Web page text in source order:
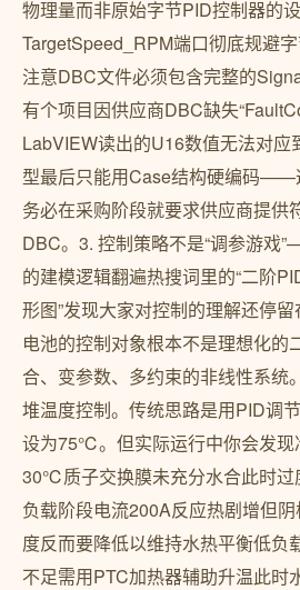
物理量而非原始字节PID控制器的
TargetSpeed_RPM端口彻底规避字
注意DBC文件必须包含完整的
有个项目因供应商DBC缺失
LabVIEW读出的U16数值无法对应
型最后只能用Case结构硬编码——
务必在采购阶段就要求供应商提供
DBC。3. 控制策略不是“调参游戏
的建模逻辑翻遍热搜词里的“二阶
形图”发现大家对控制的理解还停
电池的控制对象根本不是理想化的
合、变参数、多约束的非线性系统
堆温度控制。传统思路是用PID调
设为75℃。但实际运行中你会发现
30℃质子交换膜未充分水合此时过
负载阶段电流200A反应热剧增但
度反而要降低以维持水热平衡低负
不足需用PTC加热器辅助升温此时